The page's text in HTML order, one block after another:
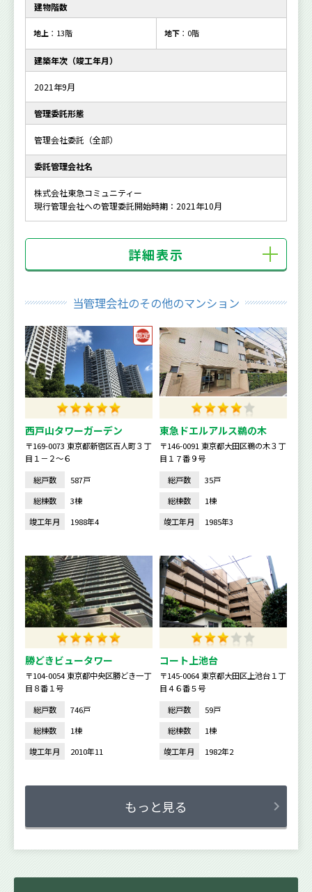
建物階数
地上 ：13階 地下：0階
建築年次（竣工年月）
2021年9月
管理委託形態
管理会社委託（全部）
委託管理会社名
株式会社東急コミュニティー
現行管理会社への管理委託開始時期：2021年10月
詳細表示
当管理会社のその他のマンション
西戸山タワーガーデン
〒169-0073 東京都新宿区百人町３丁
目１－２～６
総戸数
587戸
総棟数
3棟
竣工年月
1988年4
東急ドエルアルス鵜の木
〒146-0091 東京都大田区鵜の木３丁
目１７番９号
総戸数
35戸
総棟数
1棟
竣工年月
1985年3
勝どきビュータワー
〒104-0054 東京都中央区勝どき一丁
目８番１号
総戸数
746戸
総棟数
1棟
竣工年月
2010年11
コート上池台
〒145-0064 東京都大田区上池台１丁
目４６番５号
総戸数
59戸
総棟数
1棟
竣工年月
1982年2
もっと見る